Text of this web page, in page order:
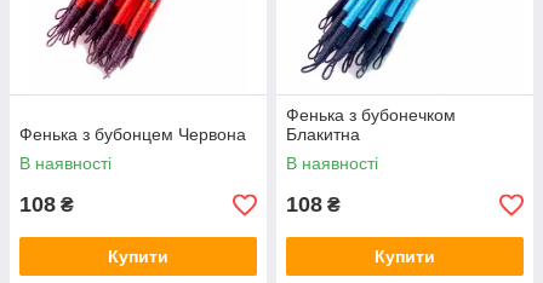
Фенька з бубонцем Червона
В наявності
108 ₴
Купити
Фенька з бубонечком
Блакитна
В наявності
108 ₴
Купити